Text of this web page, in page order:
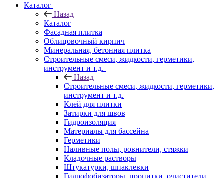
Каталог
Назад
Каталог
Фасадная плитка
Облицовочный кирпич
Минеральная, бетонная плитка
Строительные смеси, жидкости, герметики,
инструмент и т.д.
Назад
Строительные смеси, жидкости, герметики,
инструмент и т.д.
Клей для плитки
Затирки для швов
Гидроизоляция
Материалы для бассейна
Герметики
Наливные полы, ровнители, стяжки
Кладочные растворы
Штукатурки, шпаклевки
Гидрофобизаторы, пропитки, очистители